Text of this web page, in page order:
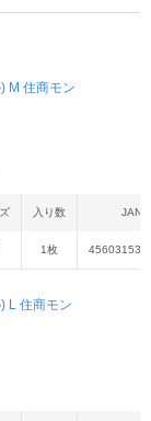
M 住商モン
入り数 JAN
1枚
L 住商モン